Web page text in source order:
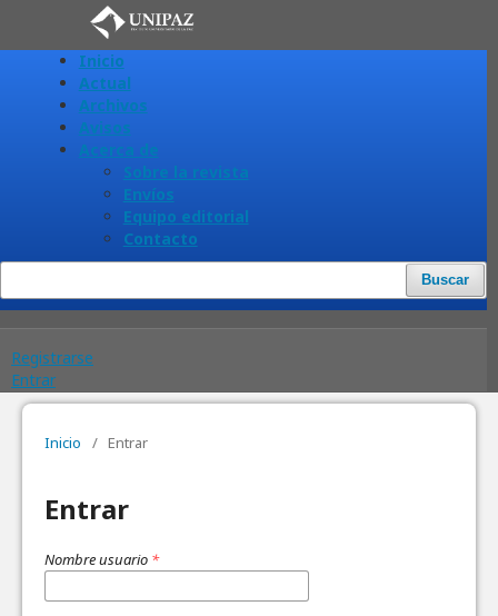
Inicio
Actual
Archivos
Avisos
Acerca de
Sobre la revista
Envíos
Equipo editorial
Contacto
Buscar
Registrarse
Entrar
Inicio / Entrar
Entrar
Nombre usuario *